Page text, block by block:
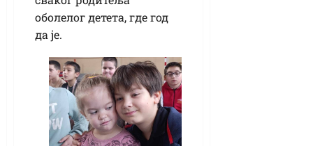
оболелог детета, где год
да је.